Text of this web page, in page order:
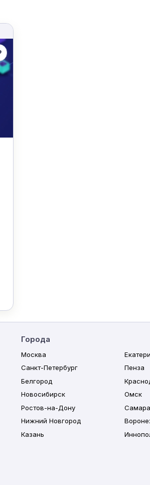
Города
Москва
Санкт-Петербург
Белгород
Новосибирск
Ростов-на-Дону
Нижний Новгород
Казань
Пенза
Омск
Самара